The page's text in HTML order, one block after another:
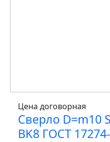
Цена договорная
Сверло D=m10
BK8 ГОСТ